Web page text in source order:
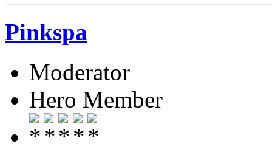
Pinkspa
Moderator
Hero Member